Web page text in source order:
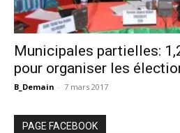
Municipales partielles:
pour organiser les
B_Demain - 7 mars 2017
PAGE FACEBOOK